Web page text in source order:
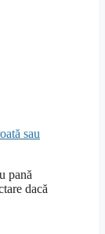
sau
pană
dacă